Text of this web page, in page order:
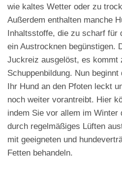
wie kaltes Wetter oder zu
Außerdem enthalten manche
Inhaltsstoffe, die zu scharf für
ein Austrocknen begünstigen.
Juckreiz ausgelöst, es kommt
Schuppenbildung. Nun
Ihr Hund an den Pfoten leckt
noch weiter vorantreibt. Hier
indem Sie vor allem im Winter
durch regelmäßiges Lüften
mit geeigneten und
Fetten behandeln.